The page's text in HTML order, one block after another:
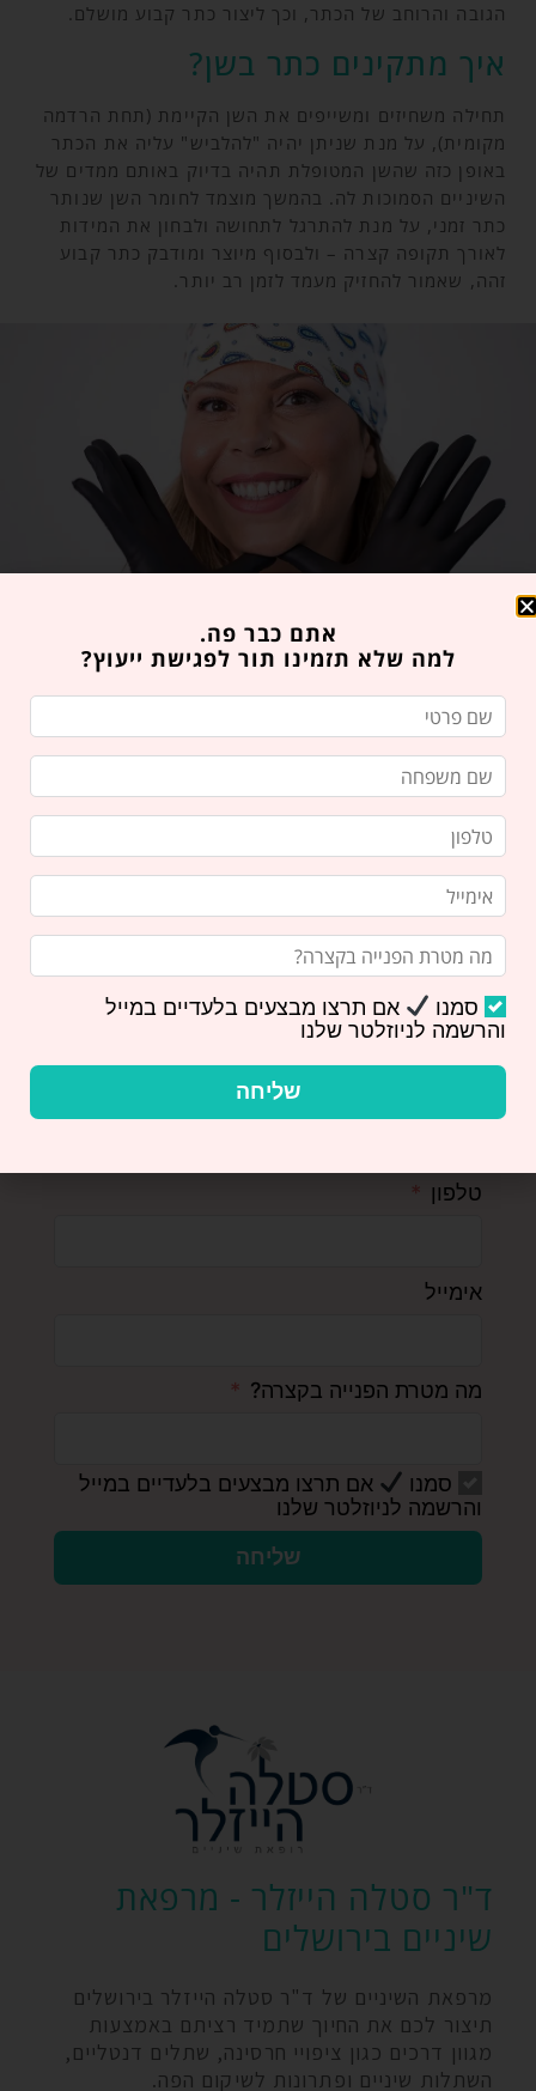
הגובה והרוחב של הכתר, וכך ליצור כתר קבוע מושלם.
איך מתקינים כתר בשן?
תחילה משחיזים ומשייפים את השן הקיימת (תחת הרדמה
מקומית), על מנת שניתן יהיה "להלביש" עליה את הכתר
באופן כזה שהשן המטופלת תהיה בדיוק באותם ממדים של
השיניים הסמוכות לה. בהמשך מוצמד לחומר השן שנותר
כתר זמני, על מנת להתרגל לתחושה ולבחון את המידות
לאורך תקופה קצרה – ולבסוף מיוצר ומודבק כתר קבוע
זהה, שאמור להחזיק מעמד לזמן רב יותר.
הזמינו פגישת ייעוץ במרפאה
רוצים לבקר אותנו? איזה כיף!
מלאו את הטופס הבא ואנו נחזור אליכם בהקדם.
ניתן גם לשלוח לנודואר אלקטרוניאולהתקשר
אלינוואנו נשמח לענות על כל השאלות שלכם!
שם פרטי
טלפון
אימייל
מה מטרת הפנייה בקצרה?
סמנו
אם תרצו מבצעים בלעדיים במייל
והרשמה לניוזלטר שלנו
שליחה
ד"ר סטלה הייזלר - מרפאת
שיניים בירושלים
מרפאת השיניים של ד"ר סטלה הייזלר בירושלים
תיצור לכם את החיוך שתמיד רציתם באמצעות
מגוון דרכים כגון ציפויי חרסינה, שתלים דנטליים,
השתלות שיניים ופתרונות לשיקום הפה.
אתם כבר פה.
למה שלא תזמינו תור לפגישת ייעוץ?
סמנו
אם תרצו מבצעים בלעדיים במייל
והרשמה לניוזלטר שלנו
שליחה